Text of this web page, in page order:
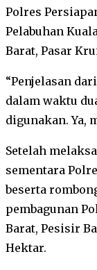
Polres
Pelabuhan
Barat, Pasar
“Penjelasan
dalam waktu
digunakan. Ya,
Setelah
sementara
beserta
pembagunan
Barat, Pesisir
Hektar.